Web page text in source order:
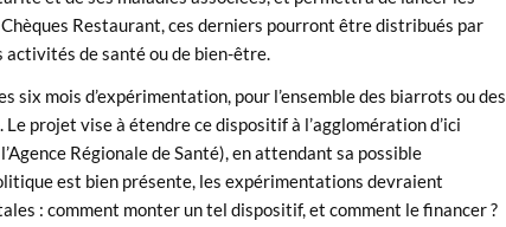
Restaurant, ces derniers pourront être distribués par
activités de santé ou de bien-être.
six mois d’expérimentation, pour l’ensemble des biarrots ou des
projet vise à étendre ce dispositif à l’agglomération d’ici
Régionale de Santé), en attendant sa possible
est bien présente, les expérimentations devraient
: comment monter un tel dispositif, et comment le financer ?